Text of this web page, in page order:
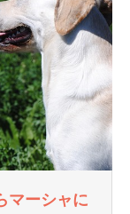
マーシャに